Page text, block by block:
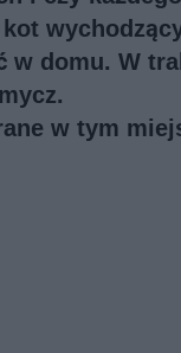
w domu. W
w tym